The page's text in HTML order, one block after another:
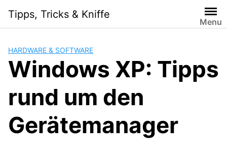
content
Tipps, Tricks & Kniffe
Menu
HARDWARE & SOFTWARE
Windows XP: Tipps
rund um den
Gerätemanager